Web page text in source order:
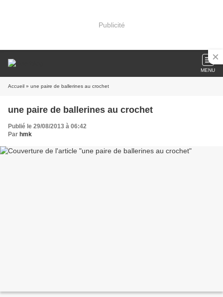
Publicité
MENU
Accueil » une paire de ballerines au crochet
une paire de ballerines au crochet
Publié le 29/08/2013 à 06:42
Par hmk